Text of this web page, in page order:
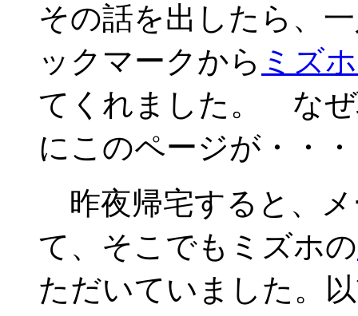
その話を出したら、
ックマークから ミズ
てくれました。 なぜ
にこのページが・・
昨夜帰宅すると、
て、そこでもミズホの
ただいていました。